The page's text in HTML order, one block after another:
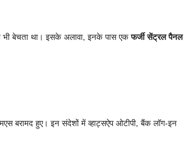
भी बेचता था। इसके अलावा, इनके पास एकफर्जी सेंट्रल पैनल
बरामद हुए। इन संदेशों में व्हाट्सऐप ओटीपी, बैंक लॉग-इन